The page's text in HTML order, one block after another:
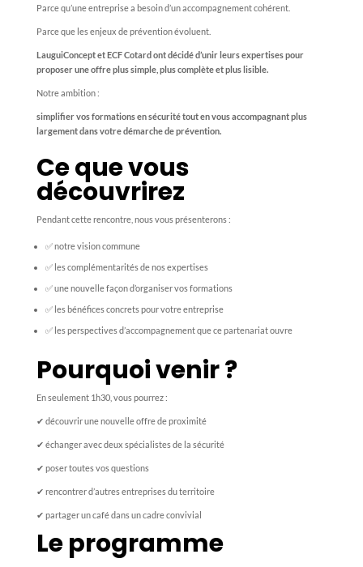
Parce qu’une entreprise a besoin d’un accompagnement cohérent.
Parce que les enjeux de prévention évoluent.
LauguiConcept et ECF Cotard ont décidé d’unir leurs expertises pour
proposer une offre plus simple, plus complète et plus lisible.
Notre ambition :
simplifier vos formations en sécurité tout en vous accompagnant plus
largement dans votre démarche de prévention.
Ce que vous
découvrirez
Pendant cette rencontre, nous vous présenterons :
✅ notre vision commune
✅ les complémentarités de nos expertises
✅ une nouvelle façon d’organiser vos formations
✅ les bénéfices concrets pour votre entreprise
✅ les perspectives d’accompagnement que ce partenariat ouvre
Pourquoi venir ?
En seulement 1h30, vous pourrez :
✔ découvrir une nouvelle offre de proximité
✔ échanger avec deux spécialistes de la sécurité
✔ poser toutes vos questions
✔ rencontrer d’autres entreprises du territoire
✔ partager un café dans un cadre convivial
Le programme